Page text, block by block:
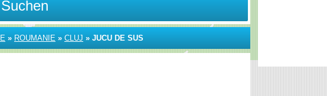
Suchen
» ROUMANIE » CLUJ » JUCU DE SUS